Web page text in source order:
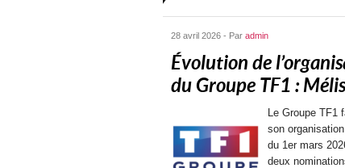
28 avril 2026 - Par admin
Évolution de
du Groupe TF1 :
Le Groupe TF1
son
du 1er mars
deux